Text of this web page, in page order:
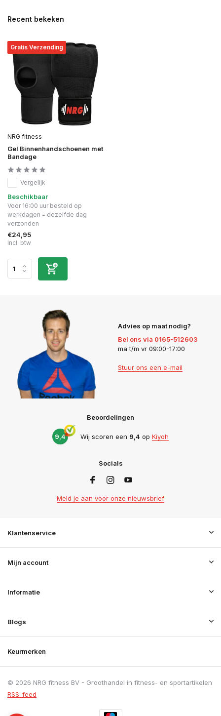
Recent bekeken
Gratis Verzending
NRG fitness
Gel Binnenhandschoenen met
Bandage
Vergelijk
Beschikbaar
Voor 16:00 uur besteld op
werkdagen = dezelfde dag
verzonden
€24,95
Incl. btw
Advies op maat nodig?
Bel ons via 0165-512603
ma t/m vr 09:00-17:00
Stuur ons een e-mail
Beoordelingen
9,4 Wij scoren een 9,4 op Kiyoh
Socials
Meld je aan voor onze nieuwsbrief
Klantenservice
Mijn account
Informatie
Blogs
Keurmerken
© 2026 NRG fitness BV - Groothandel in fitness- en sportartikelen
RSS-feed